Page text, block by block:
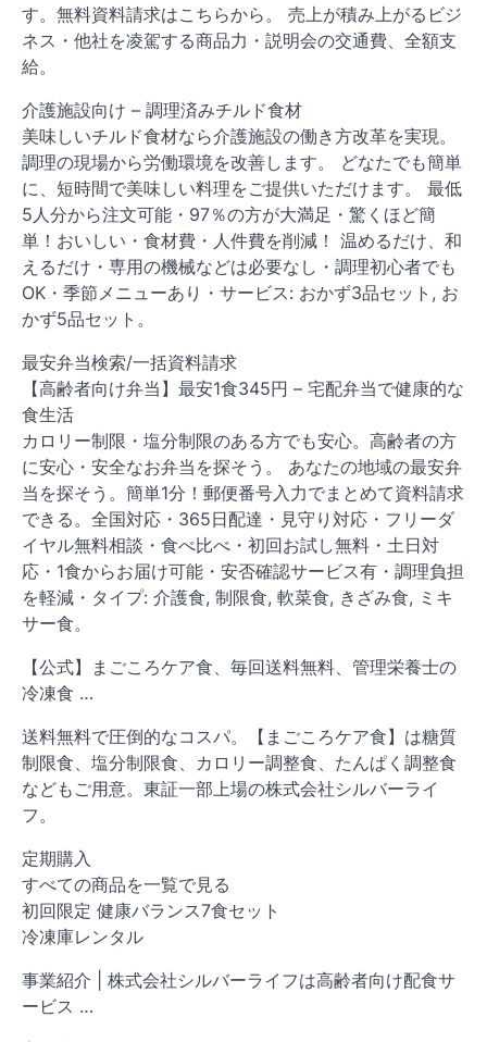
す。無料資料請求はこちらから。 売上が積み上がるビジ
ネス・他社を凌駕する商品力・説明会の交通費、全額支
給。
介護施設向け – 調理済みチルド食材
美味しいチルド食材なら介護施設の働き方改革を実現。
調理の現場から労働環境を改善します。 どなたでも簡単
に、短時間で美味しい料理をご提供いただけます。 最低
5人分から注文可能・97％の方が大満足・驚くほど簡
単！おいしい・食材費・人件費を削減！ 温めるだけ、和
えるだけ・専用の機械などは必要なし・調理初心者でも
OK・季節メニューあり・サービス: おかず3品セット, お
かず5品セット。
最安弁当検索/一括資料請求
【高齢者向け弁当】最安1食345円 – 宅配弁当で健康的な
食生活
カロリー制限・塩分制限のある方でも安心。高齢者の方
に安心・安全なお弁当を探そう。 あなたの地域の最安弁
当を探そう。簡単1分！郵便番号入力でまとめて資料請求
できる。全国対応・365日配達・見守り対応・フリーダ
イヤル無料相談・食べ比べ・初回お試し無料・土日対
応・1食からお届け可能・安否確認サービス有・調理負担
を軽減・タイプ: 介護食, 制限食, 軟菜食, きざみ食, ミキ
サー食。
【公式】まごころケア食、毎回送料無料、管理栄養士の
冷凍食 …
送料無料で圧倒的なコスパ。【まごころケア食】は糖質
制限食、塩分制限食、カロリー調整食、たんぱく調整食
などもご用意。東証一部上場の株式会社シルバーライ
フ。
定期購入
すべての商品を一覧で見る
初回限定 健康バランス7食セット
冷凍庫レンタル
事業紹介 | 株式会社シルバーライフは高齢者向け配食サ
ービス …